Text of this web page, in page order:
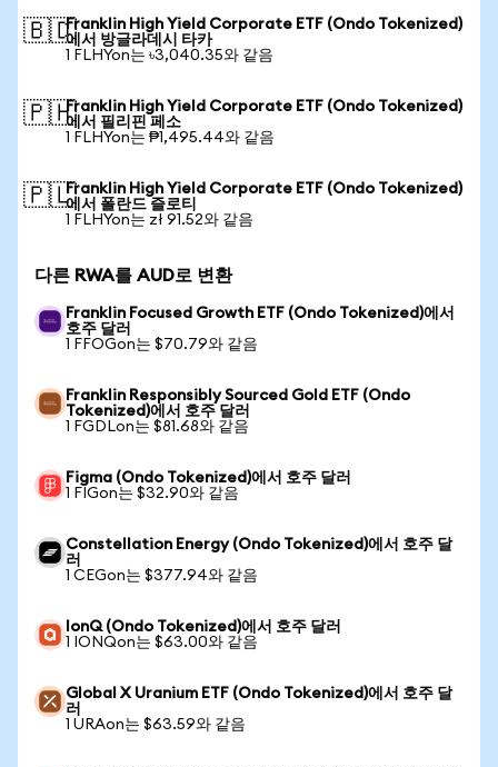
🇧🇩Franklin High Yield Corporate ETF (Ondo Tokenized)
에서 방글라데시 타카
1 FLHYon는 ৳3,040.35와 같음
🇵🇭Franklin High Yield Corporate ETF (Ondo Tokenized)
에서 필리핀 페소
1 FLHYon는 ₱1,495.44와 같음
🇵🇱Franklin High Yield Corporate ETF (Ondo Tokenized)
에서 폴란드 즐로티
1 FLHYon는 zł 91.52와 같음
다른 RWA를 AUD로 변환
Franklin Focused Growth ETF (Ondo Tokenized)에서
호주 달러
1 FFOGon는 $70.79와 같음
Franklin Responsibly Sourced Gold ETF (Ondo
Tokenized)에서 호주 달러
1 FGDLon는 $81.68와 같음
Figma (Ondo Tokenized)에서 호주 달러
1 FIGon는 $32.90와 같음
Constellation Energy (Ondo Tokenized)에서 호주 달
러
1 CEGon는 $377.94와 같음
IonQ (Ondo Tokenized)에서 호주 달러
1 IONQon는 $63.00와 같음
Global X Uranium ETF (Ondo Tokenized)에서 호주 달
러
1 URAon는 $63.59와 같음